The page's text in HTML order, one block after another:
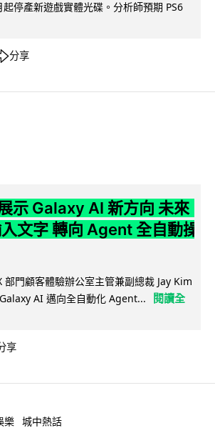
停產新遊戲實體光碟。分析師預期 PS6
分享
示 Galaxy AI 新方向 未來
文字 轉向 Agent 全自動操
門顧客體驗辦公室主管兼副總裁 Jay Kim
AI 邁向全自動化 Agent...
閱讀全
享
樂 城中熱話